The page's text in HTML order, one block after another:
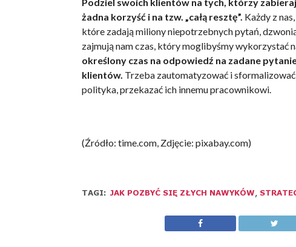
żadna korzyść i na tzw. „całą resztę”. Każdy z
które zadają miliony niepotrzebnych pytań,
zajmują nam czas, który moglibyśmy wykorzystać
określony czas na odpowiedź na zadane
klientów. Trzeba zautomatyzować i
polityka, przekazać ich innemu pracownikowi.
(Źródło: time.com, Zdjęcie: pixabay.com)
TAGI: JAK POZBYĆ SIĘ ZŁYCH NAWYKÓW,